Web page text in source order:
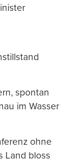
spontan
im Wasser
ohne
Land bloss